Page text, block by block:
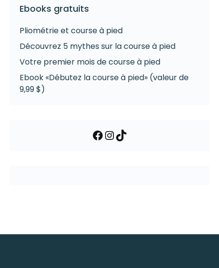
Ebooks gratuits
Pliométrie et course à pied
Découvrez 5 mythes sur la course à pied
Votre premier mois de course à pied
Ebook «Débutez la course à pied» (valeur de
9,99 $)
Facebook
Instagram
TikTok